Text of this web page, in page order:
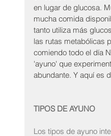
en lugar de glucosa.
mucha comida
tanto utiliza más
las rutas metabólicas
comiendo todo el día
'ayuno' que
abundante. Y aquí es
TIPOS DE AYUNO
Los tipos de ayuno